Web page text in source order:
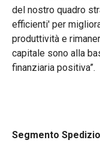
del nostro quadro
efficienti' per
produttività e
capitale sono alla
finanziaria positiva”.
Segmento